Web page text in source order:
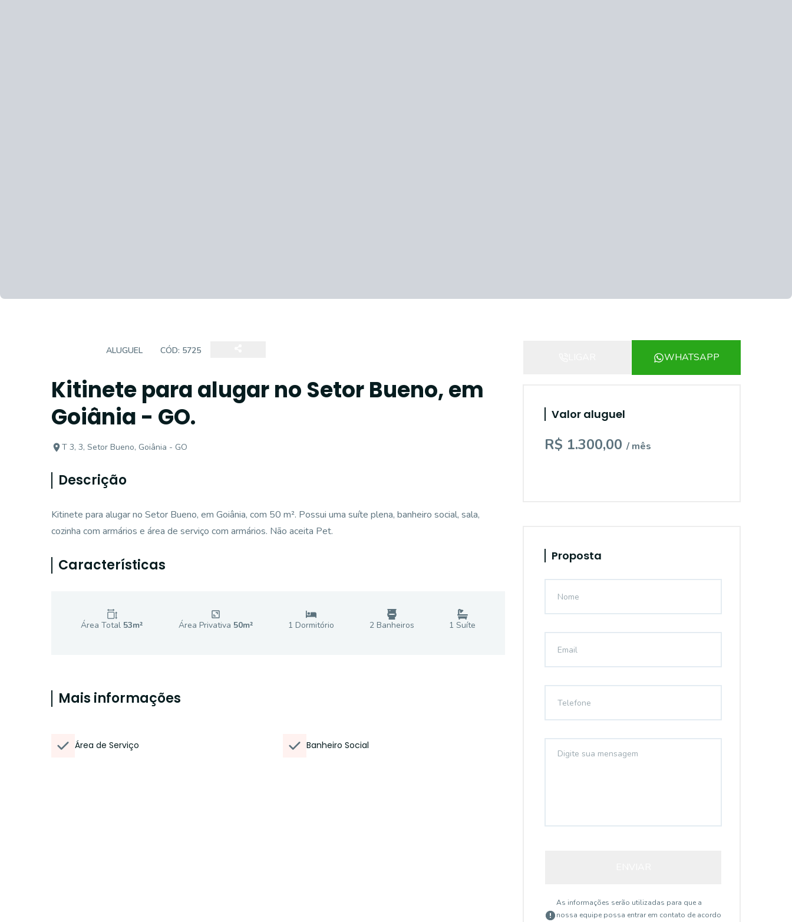
ALUGUEL CÓD: 5725
Kitinete para alugar no Setor Bueno, em
Goiânia - GO.
T 3, 3, Setor Bueno, Goiânia - GO
Descrição
Kitinete para alugar no Setor Bueno, em Goiânia, com 50 m². Possui uma suíte plena, banheiro social, sala,
cozinha com armários e área de serviço com armários. Não aceita Pet.
Características
Área Total 53m² Área Privativa 50m² 1 Dormitório 2Banheiros 1 Suíte
Mais informações
Área de Serviço Banheiro Social
WHATSAPP
Valor aluguel
R$ 1.300,00 / mês
Proposta
As informações serão utilizadas para que a
nossa equipe possa entrar em contato de acordo